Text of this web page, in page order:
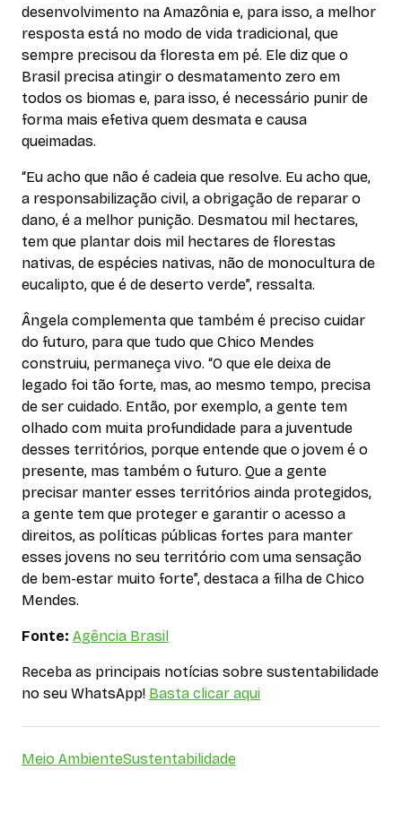
desenvolvimento na Amazônia e, para isso, a melhor
resposta está no modo de vida tradicional, que
sempre precisou da floresta em pé. Ele diz que o
Brasil precisa atingir o desmatamento zero em
todos os biomas e, para isso, é necessário punir de
forma mais efetiva quem desmata e causa
queimadas.
“Eu acho que não é cadeia que resolve. Eu acho que,
a responsabilização civil, a obrigação de reparar o
dano, é a melhor punição. Desmatou mil hectares,
tem que plantar dois mil hectares de florestas
nativas, de espécies nativas, não de monocultura de
eucalipto, que é de deserto verde”, ressalta.
Ângela complementa que também é preciso cuidar
do futuro, para que tudo que Chico Mendes
construiu, permaneça vivo. “O que ele deixa de
legado foi tão forte, mas, ao mesmo tempo, precisa
de ser cuidado. Então, por exemplo, a gente tem
olhado com muita profundidade para a juventude
desses territórios, porque entende que o jovem é o
presente, mas também o futuro. Que a gente
precisar manter esses territórios ainda protegidos,
a gente tem que proteger e garantir o acesso a
direitos, as políticas públicas fortes para manter
esses jovens no seu território com uma sensação
de bem-estar muito forte”, destaca a filha de Chico
Mendes.
Fonte: Agência Brasil
Receba as principais notícias sobre sustentabilidade
no seu WhatsApp! Basta clicar aqui
Meio AmbienteSustentabilidade